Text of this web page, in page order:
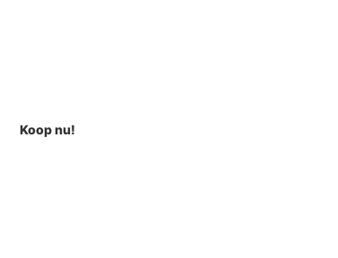
Koop nu!